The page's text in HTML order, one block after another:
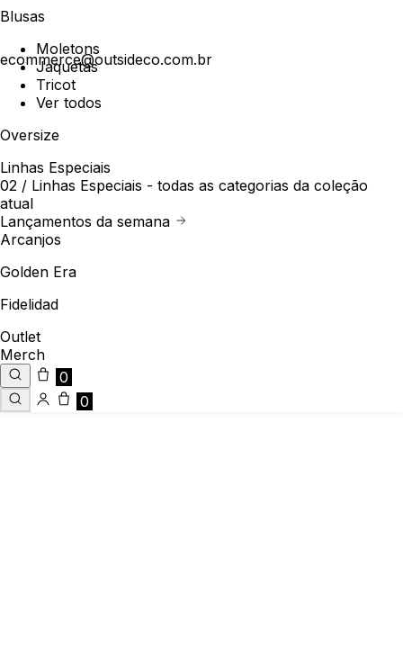
ecommerce@outsideco.com.br
Blusas
Moletons
Jaquetas
Tricot
Ver todos
Oversize
Linhas Especiais
02 / Linhas Especiais - todas as categorias da coleção
atual
Lançamentos da semana
Arcanjos
Golden Era
Fidelidad
Outlet
Merch
0
0